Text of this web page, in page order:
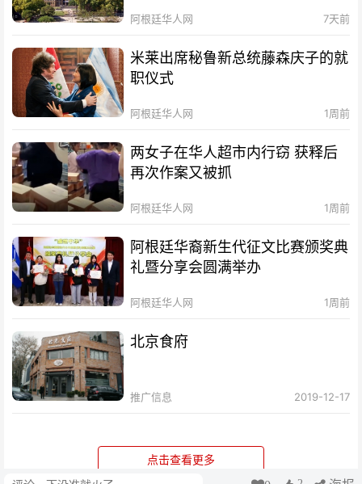
阿根廷华人网 7天前
米莱出席秘鲁新总统藤森庆子的就
职仪式
阿根廷华人网 1周前
两女子在华人超市内行窃 获释后
再次作案又被抓
阿根廷华人网 1周前
阿根廷华裔新生代征文比赛颁奖典
礼暨分享会圆满举办
阿根廷华人网 1周前
北京食府
推广信息 2019-12-17
点击查看更多